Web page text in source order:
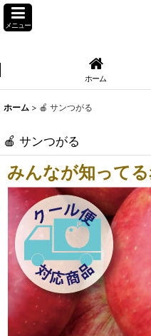
メニュー
ホーム
ホーム > 🍎 サンつがる
🍎 サンつがる
みんなが知って